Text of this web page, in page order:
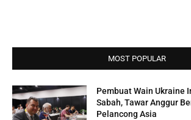
MOST POPULAR
Pembuat Wain Ukraine
Sabah, Tawar Anggur
Pelancong Asia